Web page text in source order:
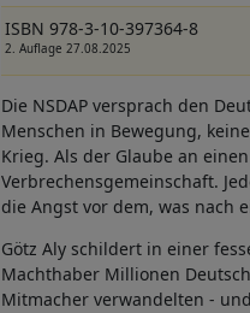
ISBN 978-3-10-397364-8
2. Auflage 27.08.2025
Die NSDAP versprach den
Menschen in Bewegung,
Krieg. Als der Glaube an
Verbrechensgemeinschaft.
die Angst vor dem, was nach
Götz Aly schildert in einer
Machthaber Millionen
Mitmacher verwandelten -